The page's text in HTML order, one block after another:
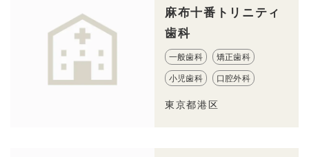
麻布十番トリニティ
歯科
一般歯科 矯正歯科
小児歯科 口腔外科
東京都港区